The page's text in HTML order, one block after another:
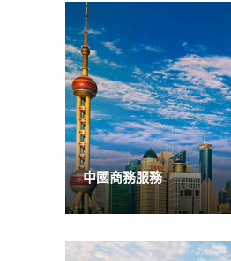
中國商務服務